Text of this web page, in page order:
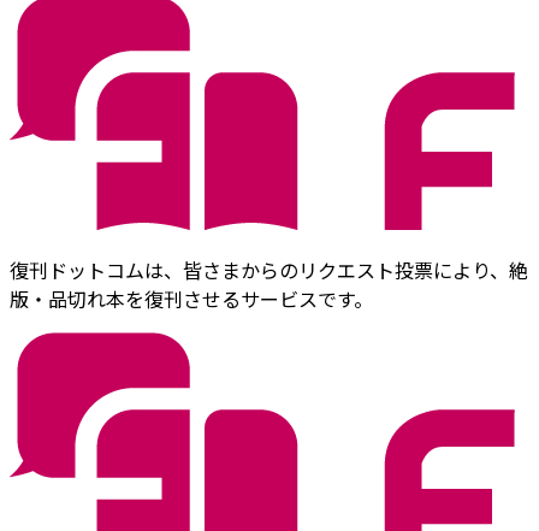
復刊ドットコムは、皆さまからのリクエスト投票により、絶
版・品切れ本を復刊させるサービスです。